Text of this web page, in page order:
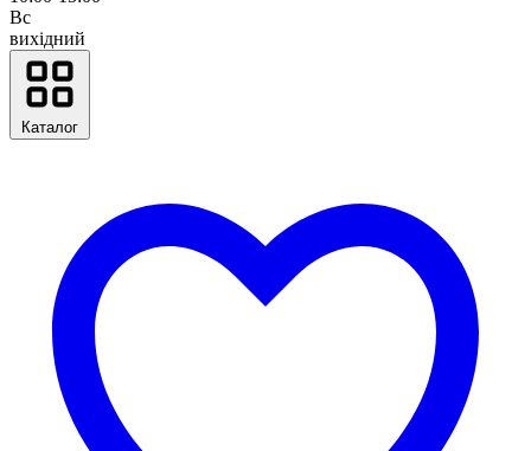
Вс
вихідний
Каталог